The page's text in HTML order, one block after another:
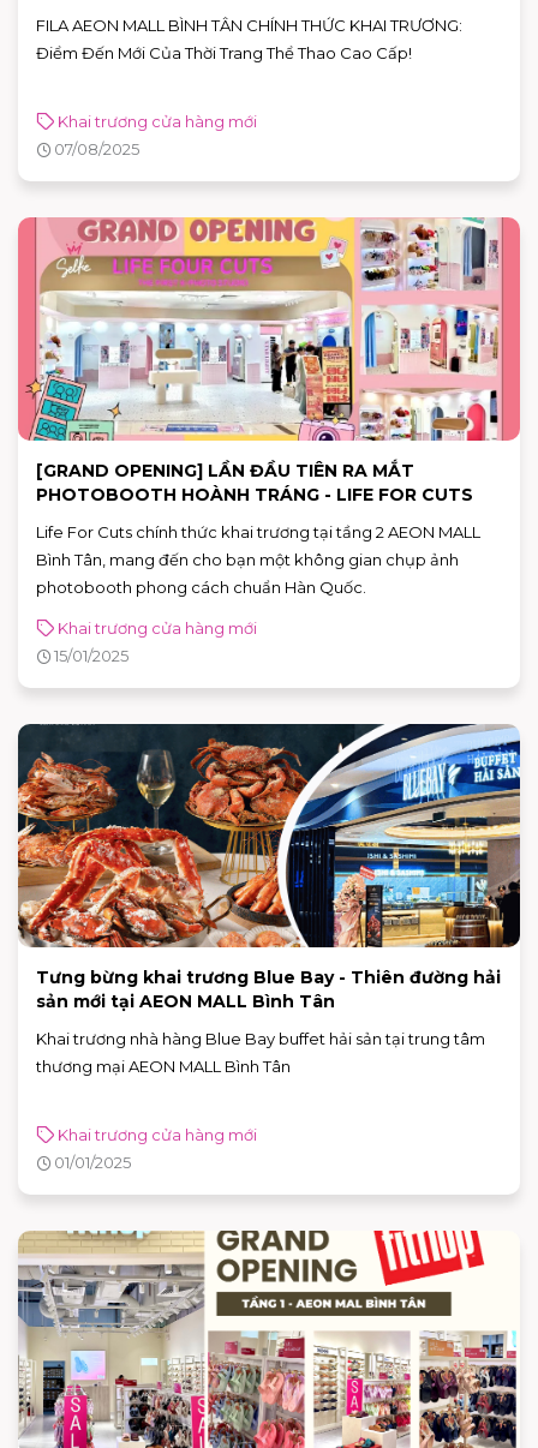
FILA AEON MALL BÌNH TÂN CHÍNH THỨC KHAI TRƯƠNG:
Điểm Đến Mới Của Thời Trang Thể Thao Cao Cấp!
Khai trương cửa hàng mới
07/08/2025
[GRAND OPENING] LẦN ĐẦU TIÊN RA MẮT
PHOTOBOOTH HOÀNH TRÁNG - LIFE FOR CUTS
Life For Cuts chính thức khai trương tại tầng 2 AEON MALL
Bình Tân, mang đến cho bạn một không gian chụp ảnh
photobooth phong cách chuẩn Hàn Quốc.
Khai trương cửa hàng mới
15/01/2025
Tưng bừng khai trương Blue Bay - Thiên đường hải
sản mới tại AEON MALL Bình Tân
Khai trương nhà hàng Blue Bay buffet hải sản tại trung tâm
thương mại AEON MALL Bình Tân
Khai trương cửa hàng mới
01/01/2025